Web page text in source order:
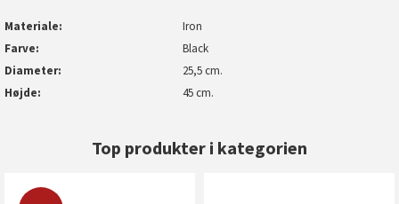
Materiale
Iron
Farve
Black
Diameter
25,5 cm.
Højde
45 cm.
Top produkter i kategorien